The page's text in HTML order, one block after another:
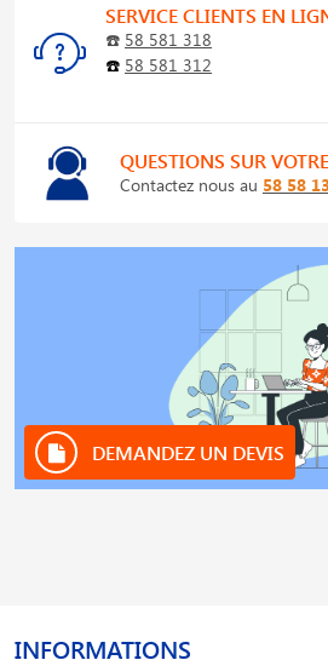
SERVICE CLIENTS EN
☎️ 58 581 318
☎️ 58 581 312
QUESTIONS SUR
Contactez nous au 58 58
DEMANDEZ UN DEVIS
INFORMATIONS